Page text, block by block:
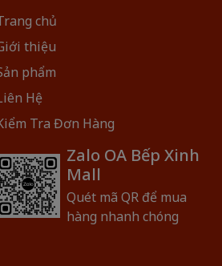
chủ
thiệu
phẩm
Hệ
Tra Đơn Hàng
Zalo OA Bếp Xinh
Mall
Quét mã QR để mua
hàng nhanh chóng